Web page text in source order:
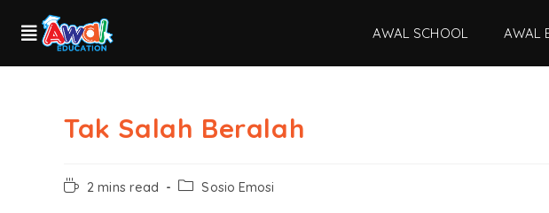
AWAL SCHOOL AWAL
Tak Salah Beralah
2 mins read Sosio Emosi